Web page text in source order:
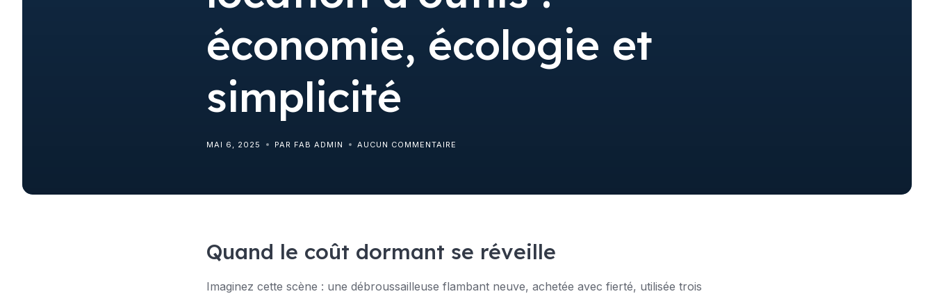
économie, écologie et
simplicité
MAI 6, 2025 PAR FAB ADMIN AUCUN COMMENTAIRE
Quand le coût dormant se réveille
Imaginez cette scène : une débroussailleuse flambant neuve, achetée avec fierté, utilisée trois